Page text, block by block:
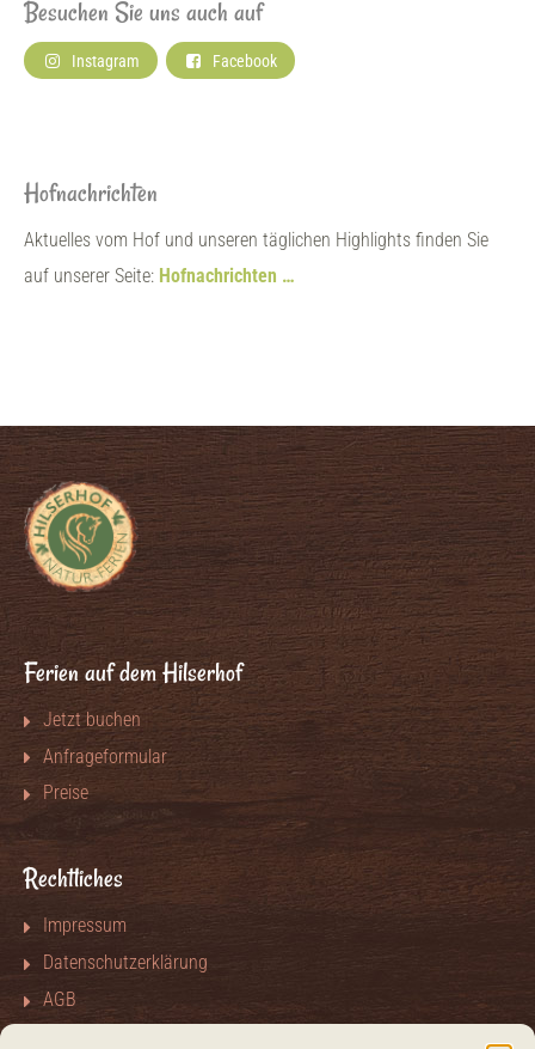
Besuchen Sie uns auch auf
Instagram Facebook
Hofnachrichten
Aktuelles vom Hof und unseren täglichen Highlights finden Sie
auf unserer Seite: Hofnachrichten …
Ferien auf dem Hilserhof
Jetzt buchen
Anfrageformular
Preise
Rechtliches
Impressum
Datenschutzerklärung
AGB